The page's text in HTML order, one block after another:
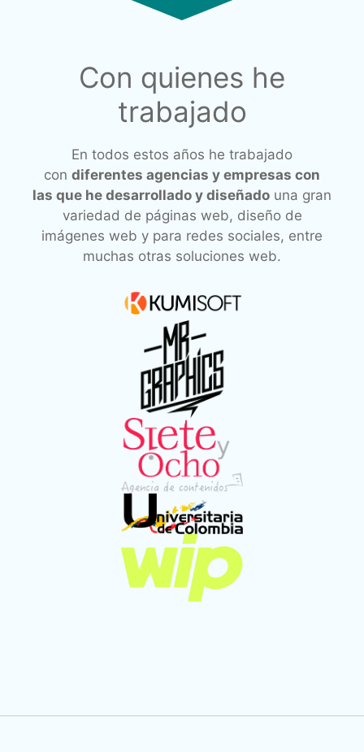
Con quienes he
trabajado
En todos estos años he trabajado
con diferentes agencias y empresas con
las que he desarrollado y diseñado una gran
variedad de páginas web, diseño de
imágenes web y para redes sociales, entre
muchas otras soluciones web.